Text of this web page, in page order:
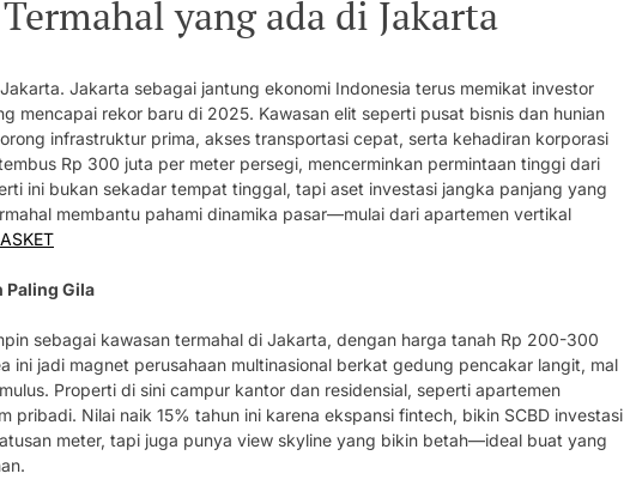
yang ada di Jakarta
Jakarta sebagai jantung ekonomi Indonesia terus memikat investor
mencapai rekor baru di 2025. Kawasan elit seperti pusat bisnis dan hunian
infrastruktur prima, akses transportasi cepat, serta kehadiran korporasi
Rp 300 juta per meter persegi, mencerminkan permintaan tinggi dari
ini bukan sekadar tempat tinggal, tapi aset investasi jangka panjang yang
membantu pahami dinamika pasar—mulai dari apartemen vertikal
Paling Gila
sebagai kawasan termahal di Jakarta, dengan harga tanah Rp 200-300
ini jadi magnet perusahaan multinasional berkat gedung pencakar langit, mal
Properti di sini campur kantor dan residensial, seperti apartemen
pribadi. Nilai naik 15% tahun ini karena ekspansi fintech, bikin SCBD investasi
meter, tapi juga punya view skyline yang bikin betah—ideal buat yang